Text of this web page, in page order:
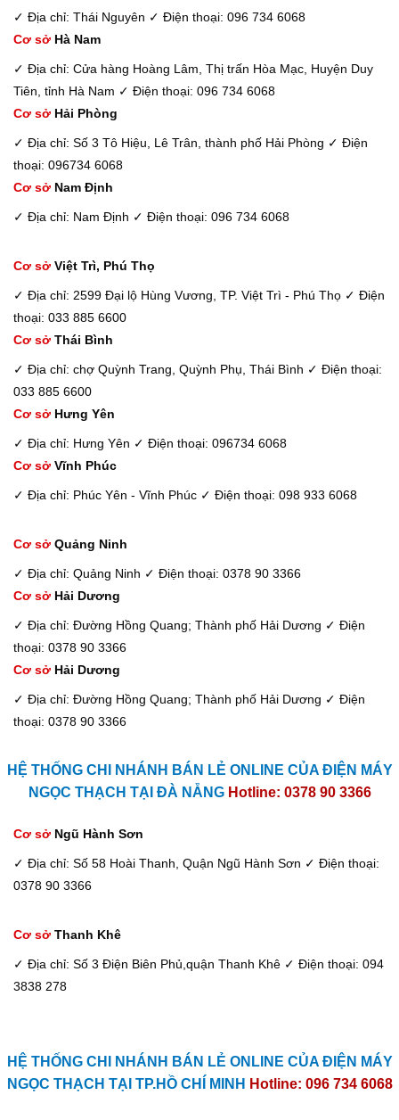
✓ Địa chỉ: Thái Nguyên ✓ Điện thoại: 096 734 6068
Cơ sở Hà Nam
✓ Địa chỉ: Cửa hàng Hoàng Lâm, Thị trấn Hòa Mạc, Huyện Duy
Tiên, tỉnh Hà Nam ✓ Điện thoại: 096 734 6068
Cơ sở Hải Phòng
✓ Địa chỉ: Số 3 Tô Hiệu, Lê Trân, thành phố Hải Phòng ✓ Điện
thoại: 096734 6068
Cơ sở Nam Định
✓ Địa chỉ: Nam Định ✓ Điện thoại: 096 734 6068
Cơ sở Việt Trì, Phú Thọ
✓ Địa chỉ: 2599 Đại lộ Hùng Vương, TP. Việt Trì - Phú Thọ ✓ Điện
thoại: 033 885 6600
Cơ sở Thái Bình
✓ Địa chỉ: chợ Quỳnh Trang, Quỳnh Phụ, Thái Bình ✓ Điện thoại:
033 885 6600
Cơ sở Hưng Yên
✓ Địa chỉ: Hưng Yên ✓ Điện thoại: 096734 6068
Cơ sở Vĩnh Phúc
✓ Địa chỉ: Phúc Yên - Vĩnh Phúc ✓ Điện thoại: 098 933 6068
Cơ sở Quảng Ninh
✓ Địa chỉ: Quảng Ninh ✓ Điện thoại: 0378 90 3366
Cơ sở Hải Dương
✓ Địa chỉ: Đường Hồng Quang; Thành phố Hải Dương ✓ Điện
thoại: 0378 90 3366
Cơ sở Hải Dương
✓ Địa chỉ: Đường Hồng Quang; Thành phố Hải Dương ✓ Điện
thoại: 0378 90 3366
HỆ THỐNG CHI NHÁNH BÁN LẺ ONLINE CỦA ĐIỆN MÁY
NGỌC THẠCH TẠI ĐÀ NẴNG Hotline: 0378 90 3366
Cơ sở Ngũ Hành Sơn
✓ Địa chỉ: Số 58 Hoài Thanh, Quận Ngũ Hành Sơn ✓ Điện thoại:
0378 90 3366
Cơ sở Thanh Khê
✓ Địa chỉ: Số 3 Điện Biên Phủ,quận Thanh Khê ✓ Điện thoại: 094
3838 278
HỆ THỐNG CHI NHÁNH BÁN LẺ ONLINE CỦA ĐIỆN MÁY
NGỌC THẠCH TẠI TP.HỒ CHÍ MINH Hotline: 096 734 6068